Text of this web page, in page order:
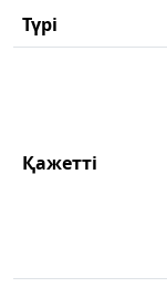
Түрі
Қажетті